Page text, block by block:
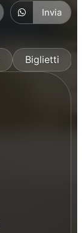
Invia
Biglietti